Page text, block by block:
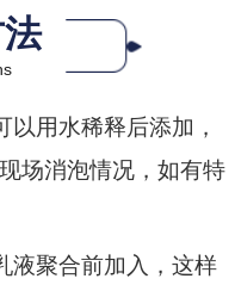
用水稀释后添加，
场消泡情况，如有特
液聚合前加入，这样